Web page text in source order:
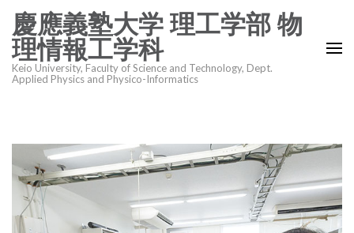
ン
テ
ン
ッ
(Enter
慶應義塾大学 理工学部 物
理情報工学科
Keio University, Faculty of Science and Technology, Dept.
Applied Physics and Physico-Informatics